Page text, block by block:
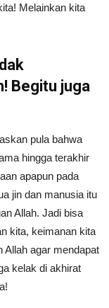
Melainkan kita
Begitu juga
pula bahwa
hingga terakhir
apapun pada
jin dan manusia itu
Allah. Jadi bisa
kita, keimanan kita
Allah agar mendapat
kelak di akhirat